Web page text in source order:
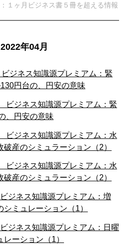
１ヶ月ビジネス書５冊を超える情報
2022年04月
ジネス知識源プレミアム：緊
円台の、円安の意味
ジネス知識源プレミアム：緊
、円安の意味
ジネス知識源プレミアム：水
産のシミュラーション（2）
ジネス知識源プレミアム：水
産のシミュラーション（2）
ジネス知識源プレミアム：増
ミュレーション（1）
ジネス知識源プレミアム：日曜
ーション（1）